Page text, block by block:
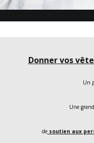
Donner vos
Un
Une
desoutien aux